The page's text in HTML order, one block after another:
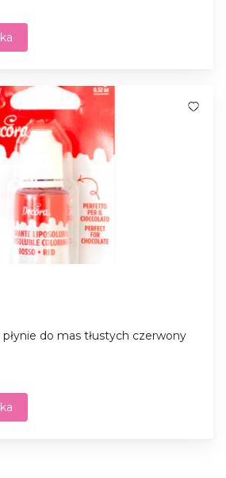
do mas tłustych czerwony